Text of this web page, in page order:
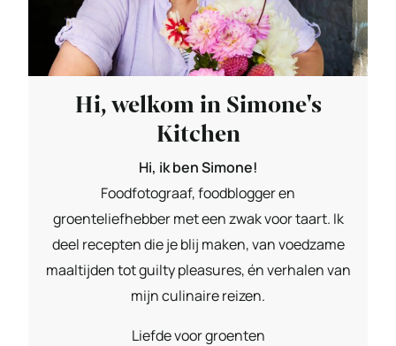
Hi, welkom in Simone's
Kitchen
Hi, ik ben Simone!
Foodfotograaf, foodblogger en
groenteliefhebber met een zwak voor taart. Ik
deel recepten die je blij maken, van voedzame
maaltijden tot guilty pleasures, én verhalen van
mijn culinaire reizen.
Liefde voor groenten